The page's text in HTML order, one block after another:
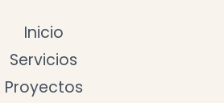
Inicio
Servicios
Proyectos